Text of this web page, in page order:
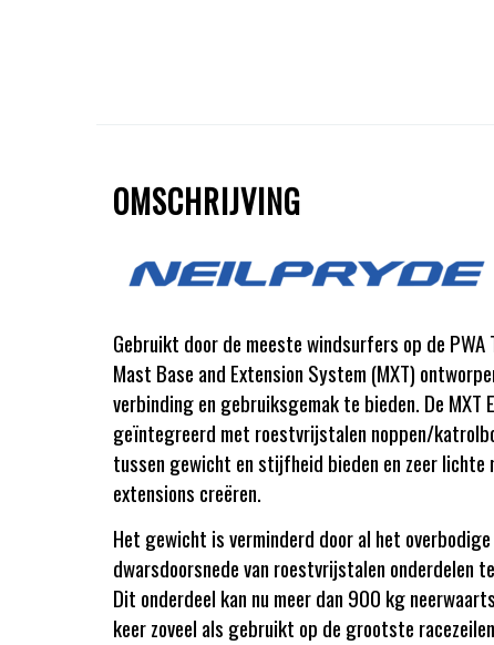
OMSCHRIJVING
Gebruikt door de meeste windsurfers op de PWA
Mast Base and Extension System (MXT)
verbinding en gebruiksgemak te bieden. De MXT
geïntegreerd met roestvrijstalen noppen/
tussen gewicht en stijfheid bieden en zeer lichte
extensions creëren.
Het gewicht is verminderd door al het
dwarsdoorsnede van roestvrijstalen onderdelen
Dit onderdeel kan nu meer dan 900 kg
keer zoveel als gebruikt op de grootste